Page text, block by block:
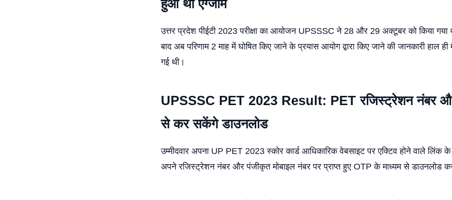
हुआ था एग्जाम
उत्तर प्रदेश पीईटी 2023 परीक्षा का आयोजन UPSSSC ने 28 और 29 अक्टूबर को किया
बाद अब परिणाम 2 माह में घोषित किए जाने के प्रयास आयोग द्वारा किए जाने की जानकारी हाल ही
गई थी।
UPSSSC PET 2023 Result: PET रजिस्ट्रेशन नंबर
से कर सकेंगे डाउनलोड
उम्मीदवार अपना UP PET 2023 स्कोर कार्ड आधिकारिक वेबसाइट पर एक्टिव होने वाले लिंक
अपने रजिस्ट्रेशन नंबर और पंजीकृत मोबाइल नंबर पर प्राप्त हुए OTP के माध्यम से डाउनलोड